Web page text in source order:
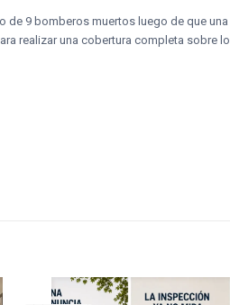
de 9 bomberos muertos luego de que
realizar una cobertura completa sobre